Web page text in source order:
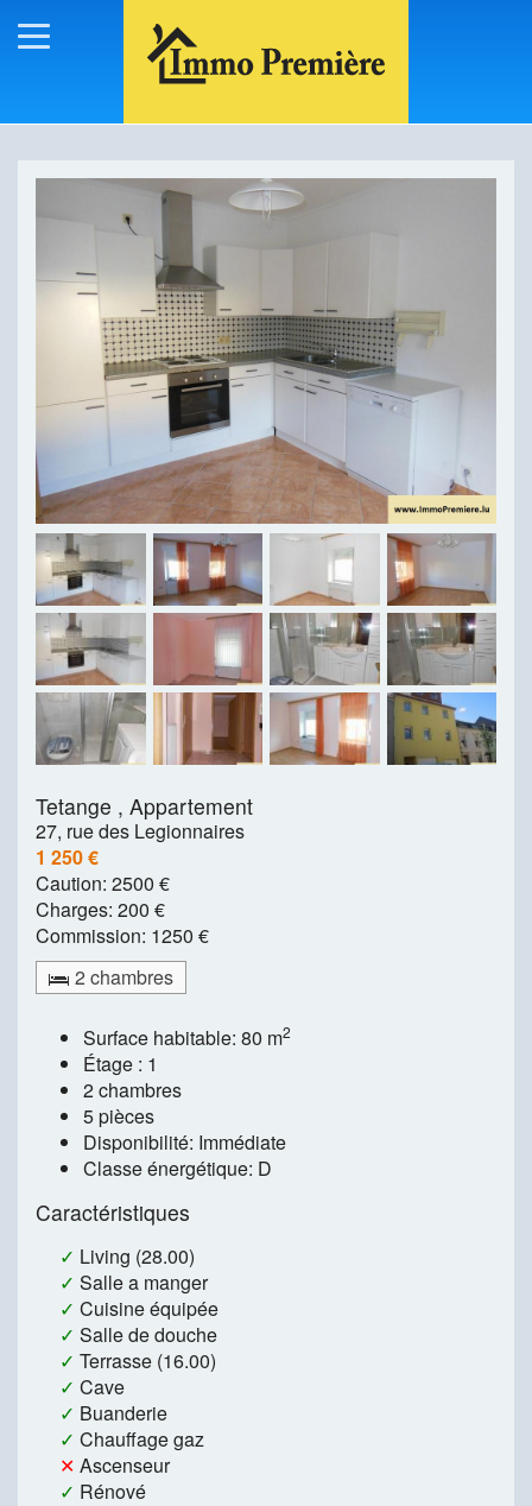
Tetange , Appartement
27, rue des Legionnaires
1 250 €
Caution: 2500 €
Charges: 200 €
Commission: 1250 €
2 chambres
Surface habitable: 80 m2
Étage : 1
2 chambres
5 pièces
Disponibilité: Immédiate
Classe énergétique: D
Caractéristiques
✓ Living (28.00)
✓ Salle a manger
✓ Cuisine équipée
✓ Salle de douche
✓ Terrasse (16.00)
✓ Cave
✓ Buanderie
✓ Chauffage gaz
✕ Ascenseur
✓ Rénové